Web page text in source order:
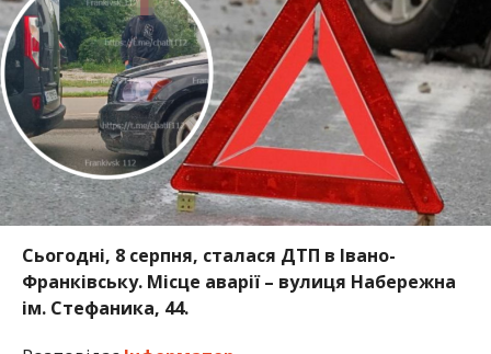
Сьогодні, 8 серпня, сталася ДТП в Івано-
Франківську. Місце аварії – вулиця Набережна
ім. Стефаника, 44.